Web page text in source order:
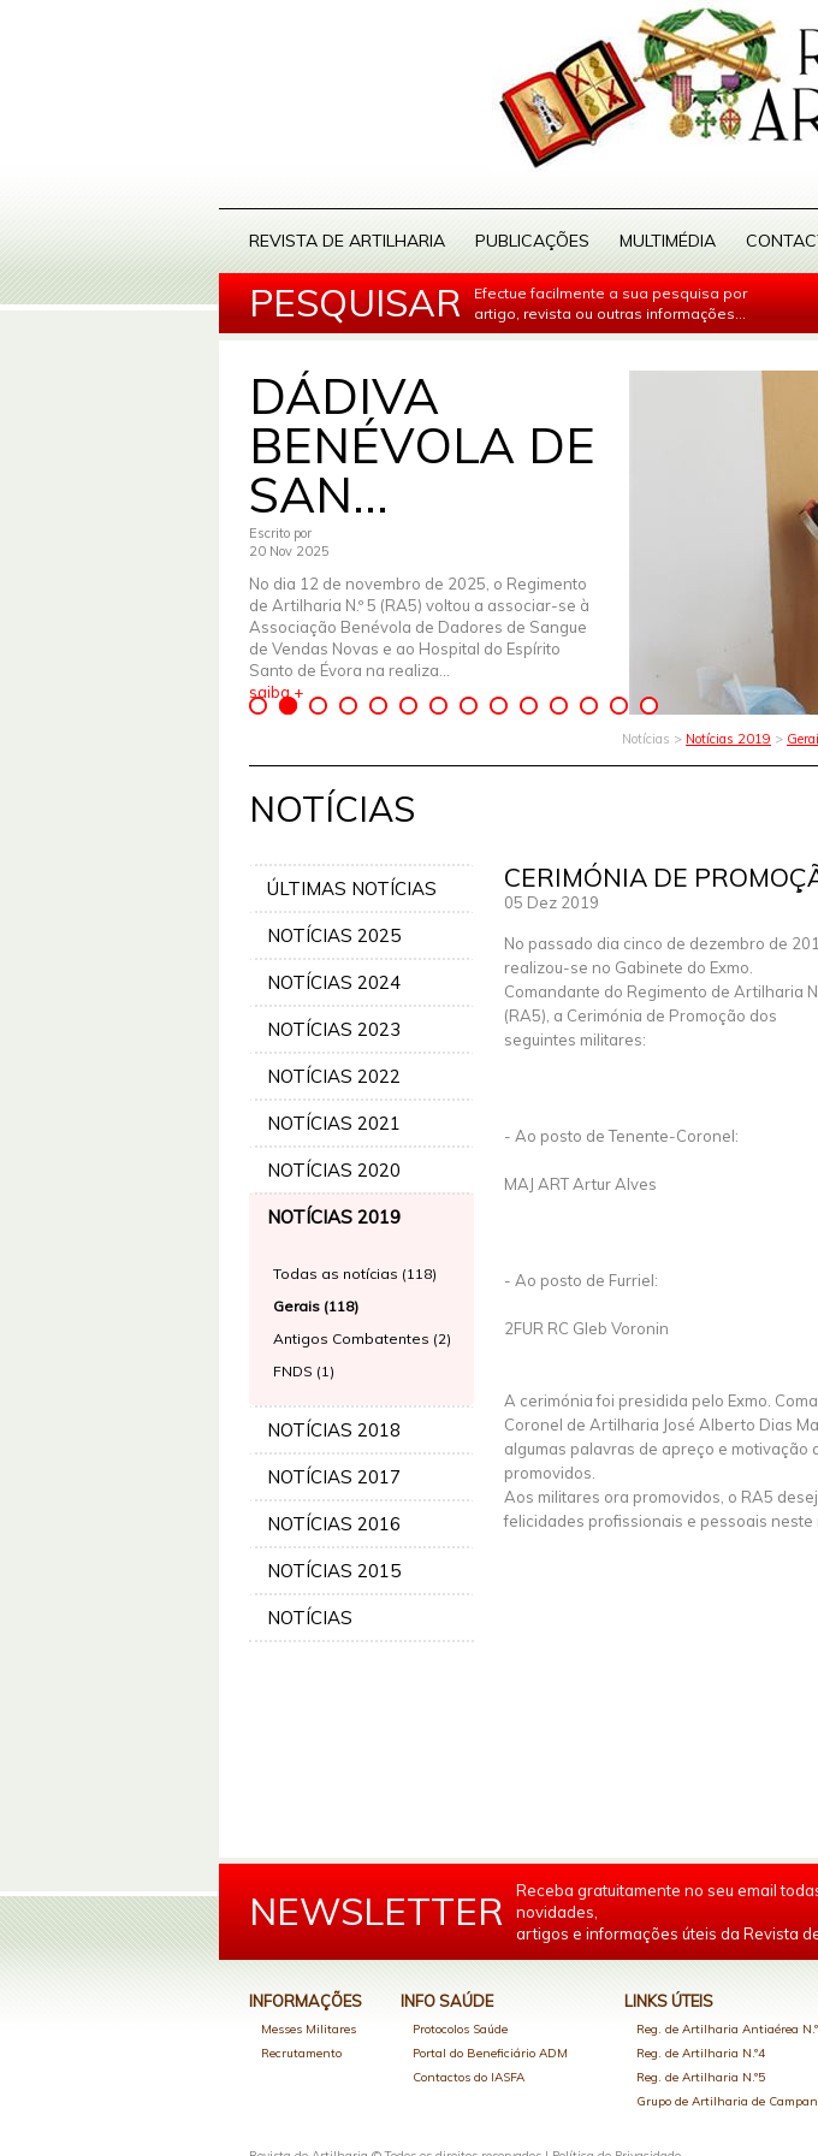
REVISTA DE ARTILHARIA PUBLICAÇÕES MULTIMÉDIA
PESQUISAR
Efectue facilmente a sua pesquisa por
artigo, revista ou outras informações...
DÁDIVA
BENÉVOLA DE
SAN...
Escrito por
20 Nov 2025
No dia 12 de novembro de 2025, o Regimento
de Artilharia N.º 5 (RA5) voltou a associar-se à
Associação Benévola de Dadores de Sangue
de Vendas Novas e ao Hospital do Espírito
Santo de Évora na realiza...
saiba +
Notícias > Notícias 2019 >
NOTÍCIAS
ÚLTIMAS NOTÍCIAS
NOTÍCIAS 2025
NOTÍCIAS 2024
NOTÍCIAS 2023
NOTÍCIAS 2022
NOTÍCIAS 2021
NOTÍCIAS 2020
NOTÍCIAS 2019
Todas as notícias (118)
Gerais (118)
Antigos Combatentes (2)
FNDS (1)
NOTÍCIAS 2018
NOTÍCIAS 2017
NOTÍCIAS 2016
NOTÍCIAS 2015
NOTÍCIAS
CERIMÓNIA DE
05 Dez 2019
No passado dia cinco de dezembro de
realizou-se no Gabinete do Exmo.
Comandante do Regimento de Artilharia
(RA5), a Cerimónia de Promoção dos
seguintes militares:
- Ao posto de Tenente-Coronel:
MAJ ART Artur Alves
- Ao posto de Furriel:
2FUR RC Gleb Voronin
A cerimónia foi presidida pelo Exmo.
Coronel de Artilharia José Alberto Dias
algumas palavras de apreço e motivação
promovidos.
Aos militares ora promovidos, o RA5
felicidades profissionais e pessoais neste
NEWSLETTER
Receba gratuitamente no seu email
novidades,
artigos e informações úteis da Revista
INFORMAÇÕES
Messes Militares
Recrutamento
INFO SAÚDE
Protocolos Saúde
Portal do Beneficiário ADM
Contactos do IASFA
LINKS ÚTEIS
Reg. de Artilharia Antiaérea
Reg. de Artilharia N.º4
Reg. de Artilharia N.º5
Grupo de Artilharia de